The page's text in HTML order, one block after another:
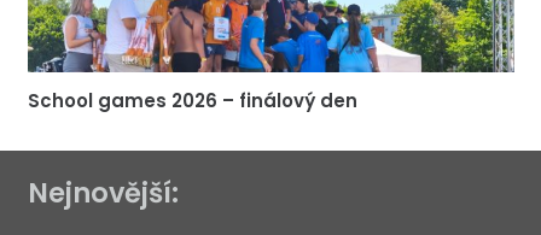
School games 2026 – finálový den
Nejnovější: